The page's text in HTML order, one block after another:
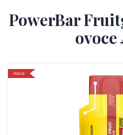
PowerBar
ovoce
Akce